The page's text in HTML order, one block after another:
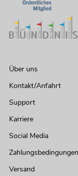
Über uns
Kontakt/Anfahrt
Support
Karriere
Social Media
Zahlungsbedingungen
Versand